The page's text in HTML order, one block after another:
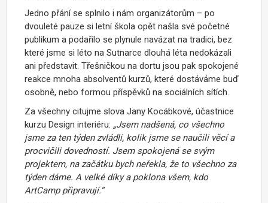
Jedno přání se splnilo i nám organizátorům – po
dvouleté pauze si letní škola opět našla své početné
publikum a podařilo se plynule navázat na tradici, bez
které jsme si léto na Sutnarce dlouhá léta nedokázali
ani představit. Třešničkou na dortu jsou pak spokojené
reakce mnoha absolventů kurzů, které dostáváme buď
osobně, nebo formou příspěvků na sociálních sítích.
Za všechny citujme slova Jany Kocábkové, účastnice
kurzu Design interiéru: „Jsem nadšená, co všechno
jsme za ten týden zvládli, kolik jsme se naučili věcí a
procvičili dovedností. Jsem spokojená se svým
projektem, na začátku bych neřekla, že to všechno za
týden dáme. A velké díky a poklona všem, kdo
ArtCamp připravují.“